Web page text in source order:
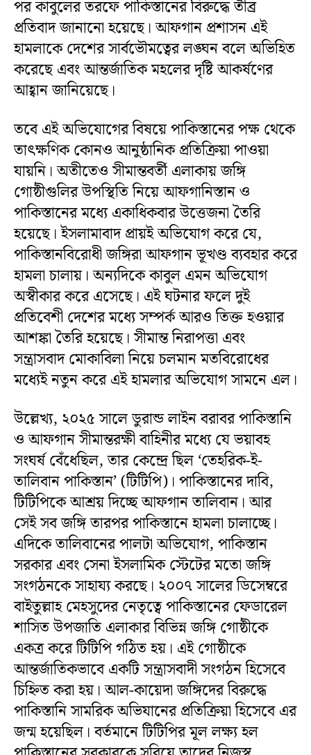
পর কাবুলের তরফে পাকিস্তানের বিরুদ্ধে তীব্র
প্রতিবাদ জানানো হয়েছে। আফগান প্রশাসন এই
হামলাকে দেশের সার্বভৌমত্বের লঙ্ঘন বলে অভিহিত
করেছে এবং আন্তর্জাতিক মহলের দৃষ্টি আকর্ষণের
আহ্বান জানিয়েছে।
তবে এই অভিযোগের বিষয়ে পাকিস্তানের পক্ষ থেকে
তাৎক্ষণিক কোনও আনুষ্ঠানিক প্রতিক্রিয়া পাওয়া
যায়নি। অতীতেও সীমান্তবর্তী এলাকায় জঙ্গি
গোষ্ঠীগুলির উপস্থিতি নিয়ে আফগানিস্তান ও
পাকিস্তানের মধ্যে একাধিকবার উত্তেজনা তৈরি
হয়েছে। ইসলামাবাদ প্রায়ই অভিযোগ করে যে,
পাকিস্তানবিরোধী জঙ্গিরা আফগান ভূখণ্ড ব্যবহার করে
হামলা চালায়। অন্যদিকে কাবুল এমন অভিযোগ
অস্বীকার করে এসেছে। এই ঘটনার ফলে দুই
প্রতিবেশী দেশের মধ্যে সম্পর্ক আরও তিক্ত হওয়ার
আশঙ্কা তৈরি হয়েছে। সীমান্ত নিরাপত্তা এবং
সন্ত্রাসবাদ মোকাবিলা নিয়ে চলমান মতবিরোধের
মধ্যেই নতুন করে এই হামলার অভিযোগ সামনে এল।
উল্লেখ্য, ২০২৫ সালে ডুরান্ড লাইন বরাবর পাকিস্তানি
ও আফগান সীমান্তরক্ষী বাহিনীর মধ্যে যে ভয়াবহ
সংঘর্ষ বেঁধেছিল, তার কেন্দ্রে ছিল ‘তেহরিক-ই-
তালিবান পাকিস্তান’ (টিটিপি)। পাকিস্তানের দাবি,
টিটিপিকে আশ্রয় দিচ্ছে আফগান তালিবান। আর
সেই সব জঙ্গি তারপর পাকিস্তানে হামলা চালাচ্ছে।
এদিকে তালিবানের পালটা অভিযোগ, পাকিস্তান
সরকার এবং সেনা ইসলামিক স্টেটের মতো জঙ্গি
সংগঠনকে সাহায্য করছে। ২০০৭ সালের ডিসেম্বরে
বাইতুল্লাহ মেহসুদের নেতৃত্বে পাকিস্তানের ফেডারেল
শাসিত উপজাতি এলাকার বিভিন্ন জঙ্গি গোষ্ঠীকে
একত্র করে টিটিপি গঠিত হয়। এই গোষ্ঠীকে
আন্তর্জাতিকভাবে একটি সন্ত্রাসবাদী সংগঠন হিসেবে
চিহ্নিত করা হয়। আল-কায়েদা জঙ্গিদের বিরুদ্ধে
পাকিস্তানি সামরিক অভিযানের প্রতিক্রিয়া হিসেবে এর
জন্ম হয়েছিল। বর্তমানে টিটিপির মূল লক্ষ্য হল